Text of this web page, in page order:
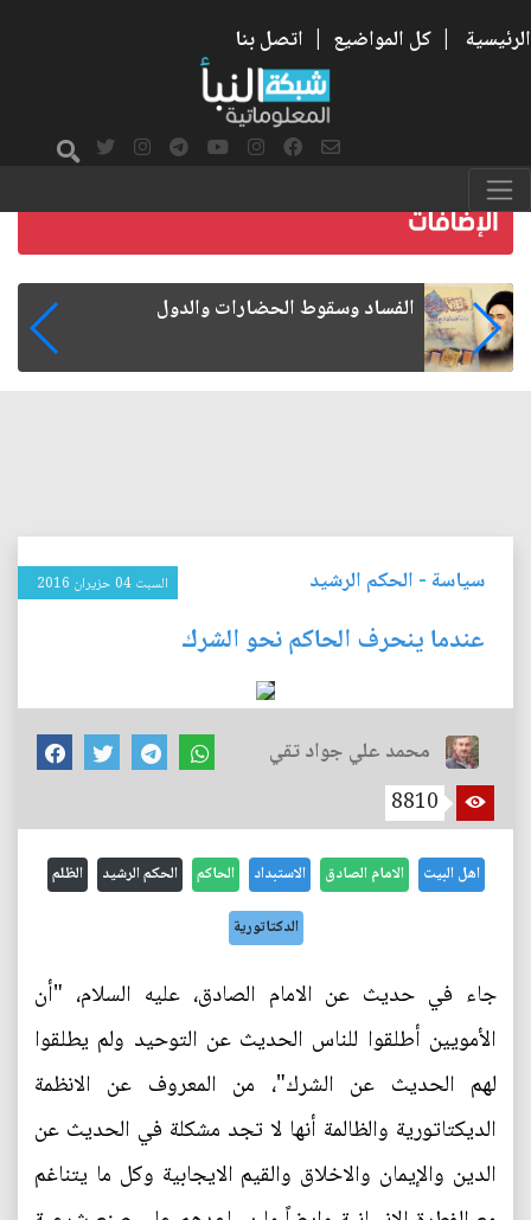
الرئيسية | كل المواضيع | اتصل بنا
رواتب الموظفين على صفيح ساخن
سياسة- الحكم الرشيد السبت 04 حزيران 2016
عندما ينحرف الحاكم نحو الشرك
محمد علي جواد تقي
8810
اهل البيت الامام الصادق الاستبداد الحاكم الحكم الرشيد الظلم
الدكتاتورية
جاء في حديث عن الامام الصادق، عليه السلام، "أن
الأمويين أطلقوا للناس الحديث عن التوحيد ولم يطلقوا
لهم الحديث عن الشرك"، من المعروف عن الانظمة
الديكتاتورية والظالمة أنها لا تجد مشكلة في الحديث عن
الدين والإيمان والاخلاق والقيم الايجابية وكل ما يتناغم